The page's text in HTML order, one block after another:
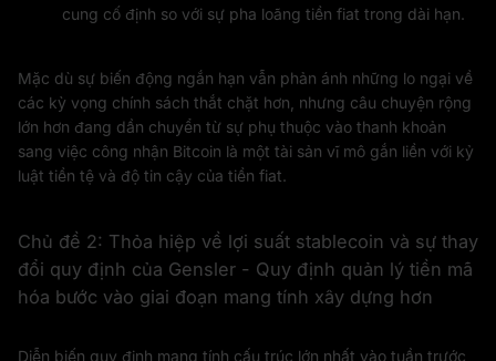
cung cố định so với sự pha loãng tiền fiat trong dài hạn.
Mặc dù sự biến động ngắn hạn vẫn phản ánh những lo ngại về
các kỳ vọng chính sách thắt chặt hơn, nhưng câu chuyện rộng
lớn hơn đang dần chuyển từ sự phụ thuộc vào thanh khoản
sang việc công nhận Bitcoin là một tài sản vĩ mô gắn liền với kỷ
luật tiền tệ và độ tin cậy của tiền fiat.
Chủ đề 2: Thỏa hiệp về lợi suất stablecoin và sự thay
đổi quy định của Gensler - Quy định quản lý tiền mã
hóa bước vào giai đoạn mang tính xây dựng hơn
Diễn biến quy định mang tính cấu trúc lớn nhất vào tuần trước